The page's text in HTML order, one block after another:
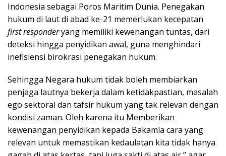
Indonesia sebagai Poros Maritim Dunia. Penegakan
hukum di laut di abad ke-21 memerlukan kecepatan
first responderyang memiliki kewenangan tuntas, dari
deteksi hingga penyidikan awal, guna menghindari
inefisiensi birokrasi penegakan hukum.
Sehingga Negara hukum tidak boleh membiarkan
penjaga lautnya bekerja dalam ketidakpastian, masalah
ego sektoral dan tafsir hukum yang tak relevan dengan
kondisi zaman. Oleh karena itu Memberikan
kewenangan penyidikan kepada Bakamla cara yang
relevan untuk memastikan kedaulatan kita tidak hanya